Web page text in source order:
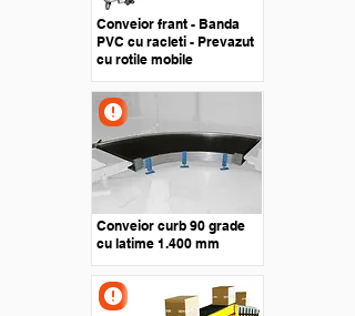
Conveior frant - Banda
PVC cu racleti - Prevazut
cu rotile mobile
Conveior curb 90 grade
cu latime 1.400 mm